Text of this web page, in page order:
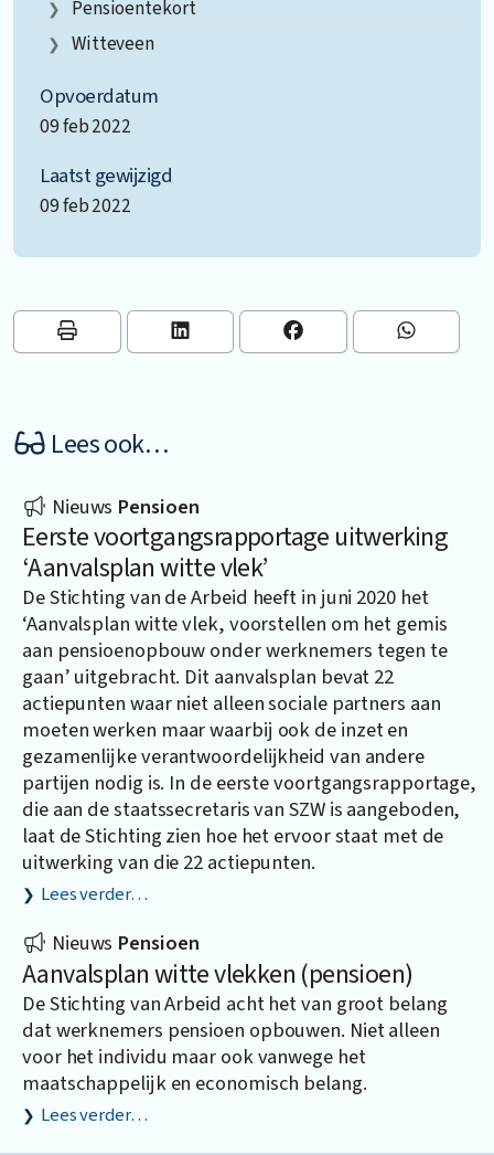
Pensioentekort
Witteveen
Opvoerdatum
09 feb 2022
Laatst gewijzigd
09 feb 2022
Lees ook…
Nieuws Pensioen
Eerste voortgangsrapportage uitwerking
‘Aanvalsplan witte vlek’
De Stichting van de Arbeid heeft in juni 2020 het
‘Aanvalsplan witte vlek, voorstellen om het gemis
aan pensioenopbouw onder werknemers tegen te
gaan’ uitgebracht. Dit aanvalsplan bevat 22
actiepunten waar niet alleen sociale partners aan
moeten werken maar waarbij ook de inzet en
gezamenlijke verantwoordelijkheid van andere
partijen nodig is. In de eerste voortgangsrapportage,
die aan de staatssecretaris van SZW is aangeboden,
laat de Stichting zien hoe het ervoor staat met de
uitwerking van die 22 actiepunten.
Lees verder…
Nieuws Pensioen
Aanvalsplan witte vlekken (pensioen)
De Stichting van Arbeid acht het van groot belang
dat werknemers pensioen opbouwen. Niet alleen
voor het individu maar ook vanwege het
maatschappelijk en economisch belang.
Lees verder…